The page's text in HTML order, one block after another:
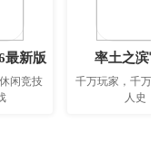
最新版
闲竞技
率土之滨
千万玩家，千万
人史